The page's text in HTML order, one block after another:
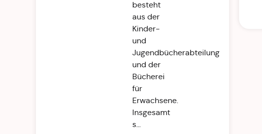
besteht
aus der
Kinder-
und
Jugendbücherabteilung
und der
Bücherei
für
Erwachsene.
Insgesamt
s...